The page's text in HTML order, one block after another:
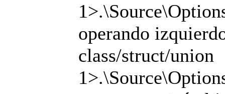
operando
class/struct/union